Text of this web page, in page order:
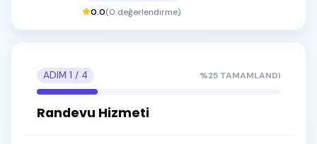
0.0(0 değerlendirme)
ADIM 1 / 4 %25 TAMAMLANDI
Randevu Hizmeti